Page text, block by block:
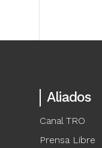
Aliados
Canal TRO
Prensa Libre